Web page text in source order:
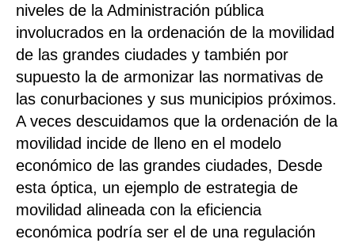
niveles de la Administración pública
involucrados en la ordenación de la movilidad
de las grandes ciudades y también por
supuesto la de armonizar las normativas de
las conurbaciones y sus municipios próximos.
A veces descuidamos que la ordenación de la
movilidad incide de lleno en el modelo
económico de las grandes ciudades, Desde
esta óptica, un ejemplo de estrategia de
movilidad alineada con la eficiencia
económica podría ser el de una regulación